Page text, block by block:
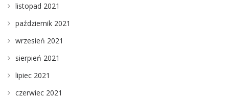
listopad 2021
październik 2021
wrzesień 2021
sierpień 2021
lipiec 2021
czerwiec 2021